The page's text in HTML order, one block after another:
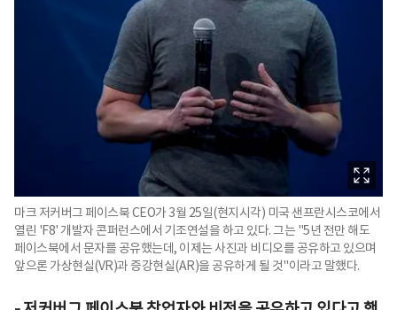
마크 저커버그 페이스북 CEO가 3월 25일(현지시각) 미국 샌프란시스코에서
열린 'F8' 개발자 콘퍼런스에서 기조연설을 하고 있다. 그는 "5년 전만 해도
페이스북에서 문자를 공유했는데, 이제는 사진과 비디오를 공유하고 있으며
앞으론 가상현실(VR)과 증강현실(AR)을 공유하게 될 것"이라고 말했다.